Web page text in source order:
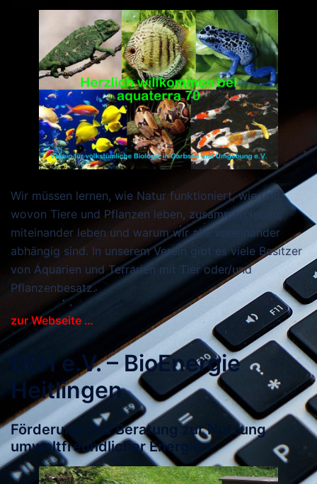
Wir müssen lernen, wie Natur funktioniert, wie und
wovon Tiere und Pflanzen leben, zusammen leben,
miteinander leben und warum wir alle voneinander
abhängig sind. In unserem Verein gibt es viele Besitzer
von Aquarien und Terrarien mit Tier oder/und
Pflanzenbesatz.
zur Webseite …
BEH e.V. – BioEnergie
Heitlingen
Förderung und Beratung zur Nutzung
umweltfreundlicher Energien